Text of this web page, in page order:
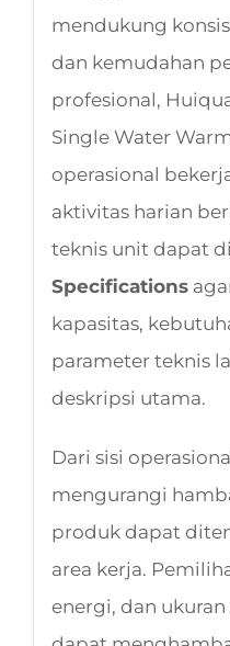
mendukung
dan kemudahan
profesional,
Single Water
operasional
aktivitas harian
teknis unit dapat
Specifications
kapasitas,
parameter teknis
deskripsi utama.
Dari sisi
mengurangi
produk dapat
area kerja.
energi, dan